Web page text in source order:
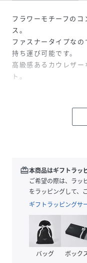
フラワーモチーフの
ス。
ファスナータイプな
持ち運び可能です。
高級感あるカウレザ
ト。
redeem本商品はギフトラッ
ご希望の際は、ラッ
をラッピングして、
ギフトラッピングサ
バッグ ボック